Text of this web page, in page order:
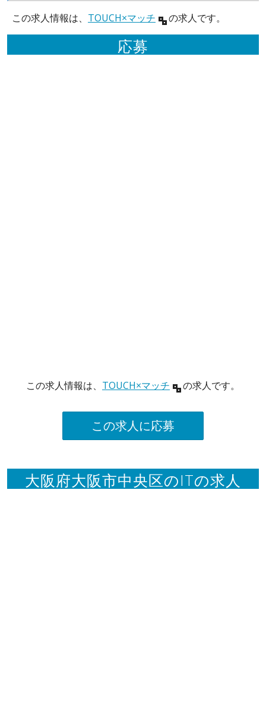
この求人情報は、 TOUCH×マッチ の求人です。
応募
この求人情報は、 TOUCH×マッチ の求人です。
この求人に応募
大阪府大阪市中央区のITの求人